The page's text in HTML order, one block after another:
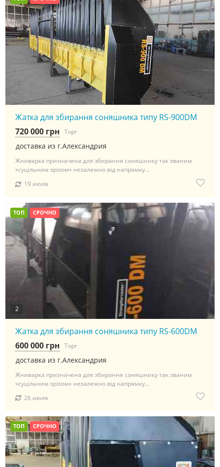
Жатка для збирання соняшника типу RS-900DM
доставка из г.Александрия
720 000 грн Торг
Жниварка призначена для збирання соняшнику так званим
«суцільним зрізом» незалежно від напрямку...
19 июля
ТОП СРОЧНО
2
Жатка для збирання соняшника типу RS-600DM
доставка из г.Александрия
600 000 грн Торг
Жниварка призначена для збирання соняшнику так званим
«суцільним зрізом» незалежно від напрямку...
26 июля
ТОП СРОЧНО